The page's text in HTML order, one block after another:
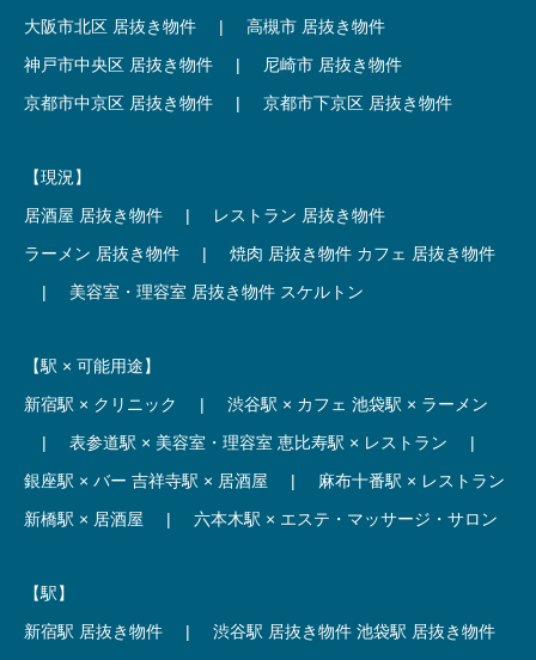
大阪市北区 居抜き物件
|
高槻市 居抜き物件
神戸市中央区 居抜き物件
|
尼崎市 居抜き物件
京都市中京区 居抜き物件
| 京都市下京区 居抜き物件
【現況】
居酒屋 居抜き物件
|
レストラン 居抜き物件
ラーメン 居抜き物件
| 焼肉 居抜き物件 カフェ 居抜き物件
|
美容室・理容室 居抜き物件 スケルトン
【駅 × 可能用途】
新宿駅 × クリニック
| 渋谷駅 × カフェ 池袋駅 × ラーメン
|
表参道駅 × 美容室・理容室 恵比寿駅 × レストラン
|
銀座駅 × バー 吉祥寺駅 × 居酒屋 |
麻布十番駅 × レストラン
新橋駅 × 居酒屋
| 六本木駅 × エステ・マッサージ・サロン
【駅】
新宿駅 居抜き物件
| 渋谷駅 居抜き物件 池袋駅 居抜き物件